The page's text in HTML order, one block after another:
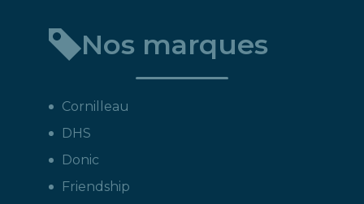
Nos marques
Cornilleau
DHS
Donic
Friendship